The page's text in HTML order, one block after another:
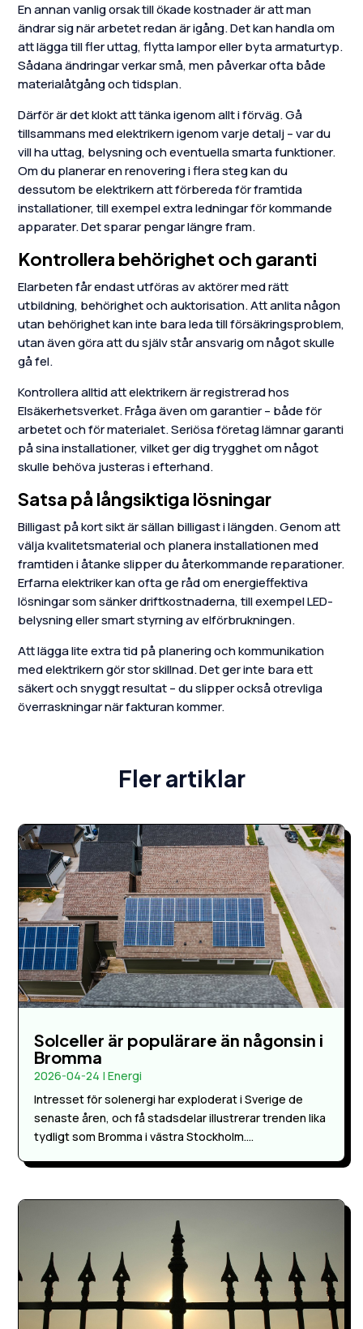
En annan vanlig orsak till ökade kostnader är att man
ändrar sig när arbetet redan är igång. Det kan handla om
att lägga till fler uttag, flytta lampor eller byta armaturtyp.
Sådana ändringar verkar små, men påverkar ofta både
materialåtgång och tidsplan.
Därför är det klokt att tänka igenom allt i förväg. Gå
tillsammans med elektrikern igenom varje detalj – var du
vill ha uttag, belysning och eventuella smarta funktioner.
Om du planerar en renovering i flera steg kan du
dessutom be elektrikern att förbereda för framtida
installationer, till exempel extra ledningar för kommande
apparater. Det sparar pengar längre fram.
Kontrollera behörighet och garanti
Elarbeten får endast utföras av aktörer med rätt
utbildning, behörighet och auktorisation. Att anlita någon
utan behörighet kan inte bara leda till försäkringsproblem,
utan även göra att du själv står ansvarig om något skulle
gå fel.
Kontrollera alltid att elektrikern är registrerad hos
Elsäkerhetsverket. Fråga även om garantier – både för
arbetet och för materialet. Seriösa företag lämnar garanti
på sina installationer, vilket ger dig trygghet om något
skulle behöva justeras i efterhand.
Satsa på långsiktiga lösningar
Billigast på kort sikt är sällan billigast i längden. Genom att
välja kvalitetsmaterial och planera installationen med
framtiden i åtanke slipper du återkommande reparationer.
Erfarna elektriker kan ofta ge råd om energieffektiva
lösningar som sänker driftkostnaderna, till exempel LED-
belysning eller smart styrning av elförbrukningen.
Att lägga lite extra tid på planering och kommunikation
med elektrikern gör stor skillnad. Det ger inte bara ett
säkert och snyggt resultat – du slipper också otrevliga
överraskningar när fakturan kommer.
Fler artiklar
Solceller är populärare än någonsin i
Bromma
2026-04-24 |Energi
Intresset för solenergi har exploderat i Sverige de
senaste åren, och få stadsdelar illustrerar trenden lika
tydligt som Bromma i västra Stockholm....